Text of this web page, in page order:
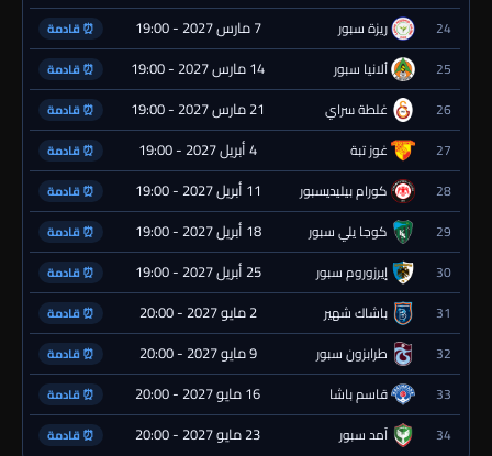
24 ريزة سبور 7 مارس 2027 - 19:00 ⏰ قادمة
25 ألانيا سبور 14 مارس 2027 - 19:00 ⏰ قادمة
26 غلطة سراي 21 مارس 2027 - 19:00 ⏰ قادمة
27 غوز تبة 4 أبريل 2027 - 19:00 ⏰ قادمة
28 كورام بيليديسبور 11 أبريل 2027 - 19:00 ⏰ قادمة
29 كوجا يلي سبور 18 أبريل 2027 - 19:00 ⏰ قادمة
30 إيرزوروم سبور 25 أبريل 2027 - 19:00 ⏰ قادمة
31 باشاك شهير 2 مايو 2027 - 20:00 ⏰ قادمة
32 طرابزون سبور 9 مايو 2027 - 20:00 ⏰ قادمة
33 قاسم باشا 16 مايو 2027 - 20:00 ⏰ قادمة
34 آمد سبور 23 مايو 2027 - 20:00 ⏰ قادمة